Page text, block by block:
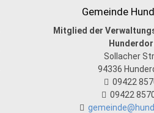
Gemeinde
Mitglied der
Sollacher
94336
09422
09422